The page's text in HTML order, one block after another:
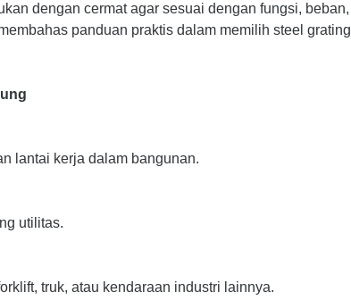
dengan cermat agar sesuai dengan fungsi, beban,
panduan praktis dalam memilih steel grating
lantai kerja dalam bangunan.
utilitas.
truk, atau kendaraan industri lainnya.